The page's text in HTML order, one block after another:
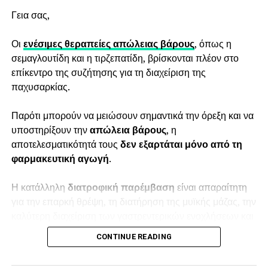
Δείτε το εργαλείο εδώ:
https://diaitologos.com/somatiki-drastiriotita-
poses-thermides-kais-kai-posa-vimata-kaneis-tin-
imera/
Το αποτέλεσμα είναι ενδεικτικό, βασίζεται σε γενικούς
υπολογισμούς και δεν υποκαθιστά εξατομικευμένη
διατροφική ή ιατρική συμβουλή.
Γεια σας,
Οι ενέσιμες θεραπείες απώλειας βάρους, όπως η
σεμαγλουτίδη και η τιρζεπατίδη, βρίσκονται πλέον στο
επίκεντρο της συζήτησης για τη διαχείριση της
παχυσαρκίας.
Παρότι μπορούν να μειώσουν σημαντικά την όρεξη και να
υποστηρίξουν τηναπώλεια βάρους, η
αποτελεσματικότητά τους δεν εξαρτάται μόνο από τη
φαρμακευτική αγωγή.
Η κατάλληλη διατροφική παρέμβαση είναι απαραίτητη
τη δημιουργία συνηθειών που μπορούν να διατηρηθούν
μακροπρόθεσμα.
CONTINUE READING